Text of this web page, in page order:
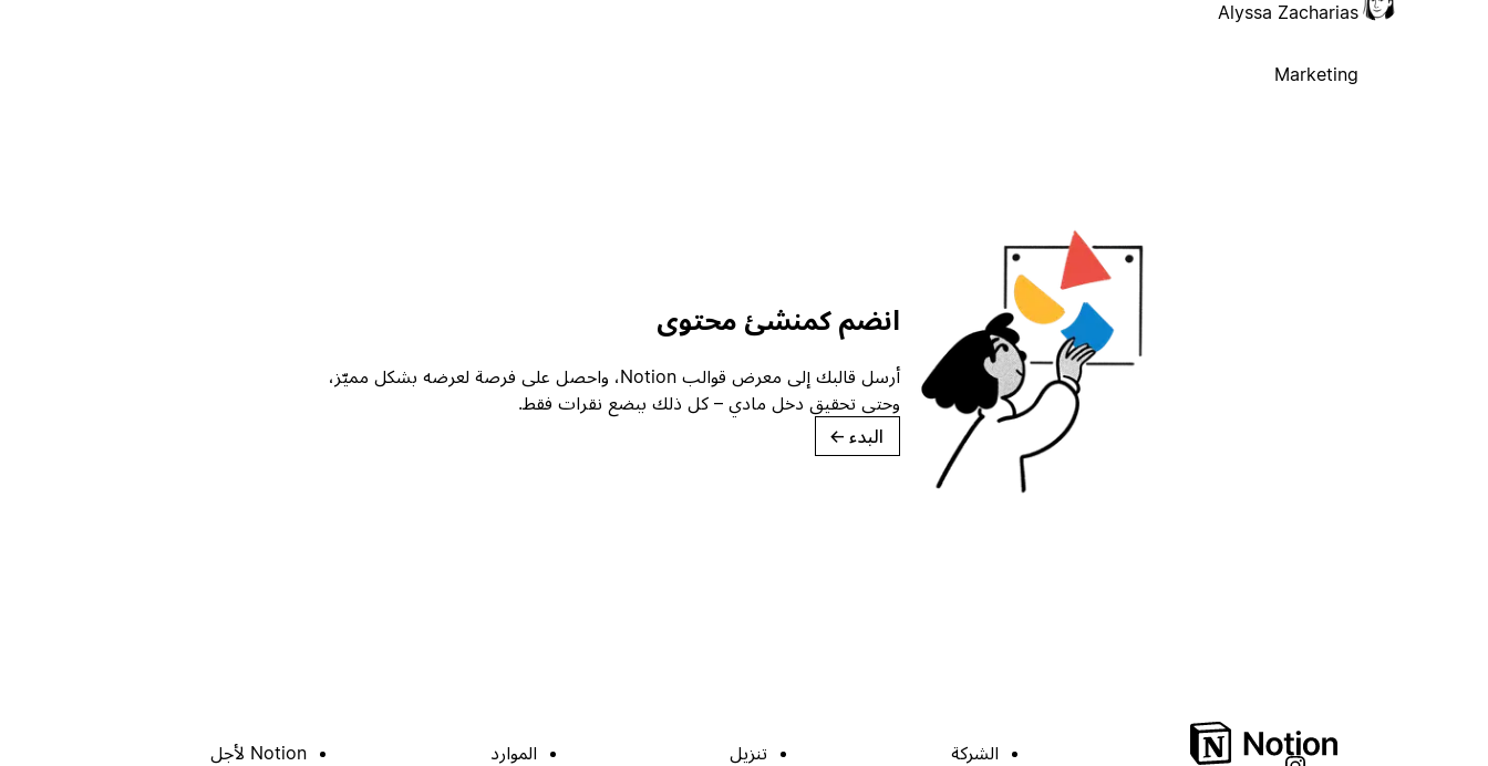
Alyssa Zacharias
Marketing
انضم كمنشئ محتوى
أرسل قالبك إلى معرض قوالب Notion، واحصل على فرصة لعرضه بشكل مميّز،
وحتى تحقيق دخل مادي – كل ذلك ببضع نقرات فقط.
البدء →
الشركة
تنزيل
الموارد
Notion لأجل